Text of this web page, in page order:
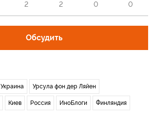
2 2 0 0
Обсудить
Украина Урсула фон дер Ляйен
Киев Россия ИноБлоги Финляндия